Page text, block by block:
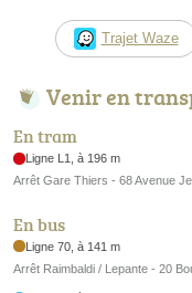
Trajet Waze
Venir en
En tram
Ligne L1, à 196 m
Arrêt Gare Thiers - 68 Avenue
En bus
Ligne 70, à 141 m
Arrêt Raimbaldi / Lepante - 20